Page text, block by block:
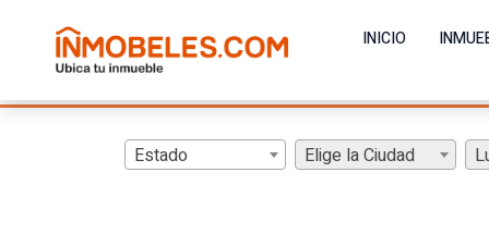
INICIO
Estado Elige la Ciudad